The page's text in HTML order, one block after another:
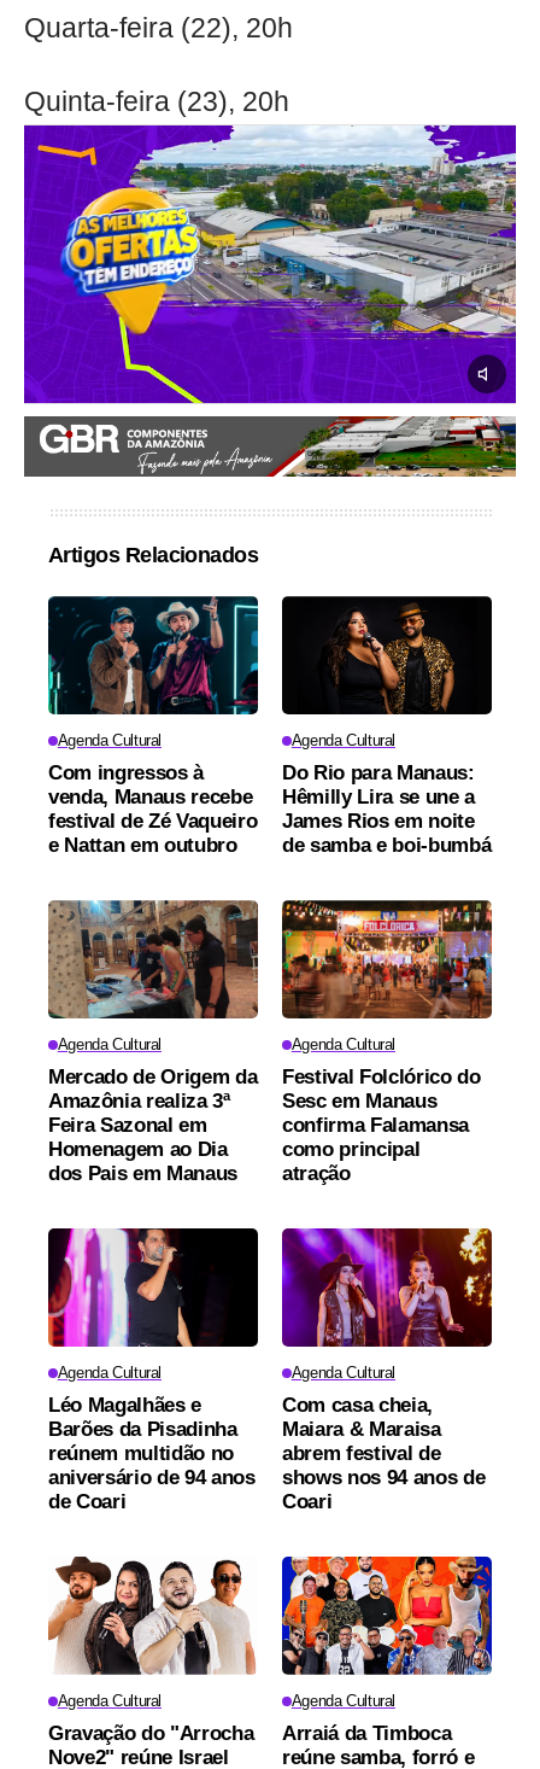
Quarta-feira (22), 20h
Quinta-feira (23), 20h
Artigos Relacionados
Agenda Cultural
Com ingressos à
venda, Manaus recebe
festival de Zé Vaqueiro
e Nattan em outubro
Agenda Cultural
Do Rio para Manaus:
Hêmilly Lira se une a
James Rios em noite
de samba e boi-bumbá
Agenda Cultural
Mercado de Origem da
Amazônia realiza 3ª
Feira Sazonal em
Homenagem ao Dia
dos Pais em Manaus
Agenda Cultural
Festival Folclórico do
Sesc em Manaus
confirma Falamansa
como principal
atração
Agenda Cultural
Léo Magalhães e
Barões da Pisadinha
reúnem multidão no
aniversário de 94 anos
de Coari
Agenda Cultural
Com casa cheia,
Maiara & Maraisa
abrem festival de
shows nos 94 anos de
Coari
Agenda Cultural
Gravação do "Arrocha
Nove2" reúne Israel
Agenda Cultural
Arraiá da Timboca
reúne samba, forró e